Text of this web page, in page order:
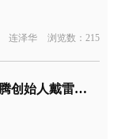
连泽华 浏览数：215
“擅长烧钱”的前拜腾创始人戴雷，将加盟恒大汽车